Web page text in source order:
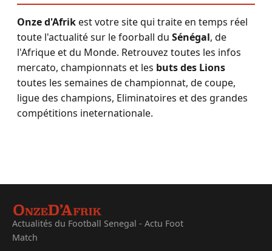
Onze d'Afrikest votre site qui traite en temps réel
toute l'actualité sur le foorball du Sénégal, de
l'Afrique et du Monde. Retrouvez toutes les infos
mercato, championnats et les buts des Lions
toutes les semaines de championnat, de coupe,
ligue des champions, Eliminatoires et des grandes
compétitions ineternationale.
Actualités du Football Senegal - Actu Foot
Match